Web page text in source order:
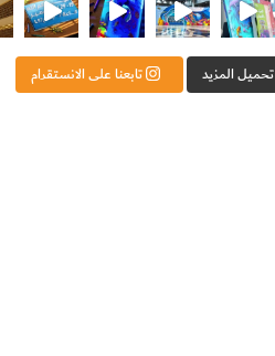
تحميل المزيد تابعنا على الانستقرام